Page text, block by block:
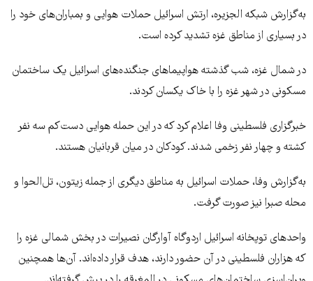
به‌گزارش شبکه الجزیره، ارتش اسرائیل حملات هوایی و بمباران‌های خود را
در بسیاری از مناطق غزه تشدید کرده است.
در شمال غزه، شب گذشته هواپیماهای جنگنده‌های اسرائیل یک ساختمان
مسکونی در شهر غزه را با خاک یکسان کردند.
خبرگزاری فلسطینی وفا اعلام کرد که در این حمله هوایی دست‌کم سه نفر
کشته و چهار نفر زخمی شدند. کودکان در میان قربانیان هستند.
به‌گزارش وفا، حملات اسرائیل به مناطق دیگری از جمله زیتون، تل‌الحوا و
محله صبرا نیز صورت گرفت.
واحدهای توپخانه اسرائیل اردوگاه آوارگان نصیرات در بخش شمالی غزه را
که هزاران فلسطینی در آن حضور دارند، هدف قرار داده‌اند. آن‌ها همچنین